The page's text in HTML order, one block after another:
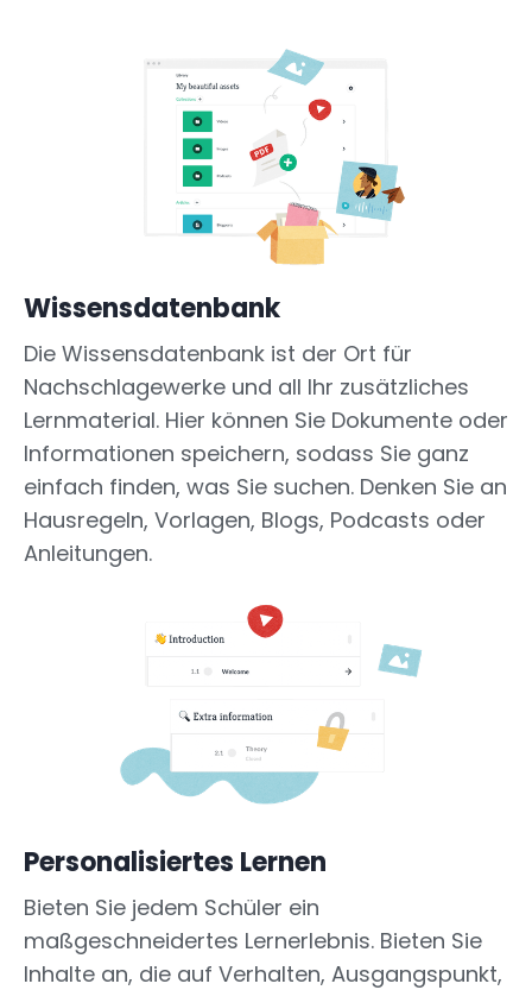
Wissensdatenbank
Die Wissensdatenbank ist der Ort für
Nachschlagewerke und all Ihr zusätzliches
Lernmaterial. Hier können Sie Dokumente oder
Informationen speichern, sodass Sie ganz
einfach finden, was Sie suchen. Denken Sie an
Hausregeln, Vorlagen, Blogs, Podcasts oder
Anleitungen.
Personalisiertes Lernen
Bieten Sie jedem Schüler ein
maßgeschneidertes Lernerlebnis. Bieten Sie
Inhalte an, die auf Verhalten, Ausgangspunkt,